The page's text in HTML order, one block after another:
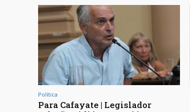
Política
Para Cafayate | Legislador